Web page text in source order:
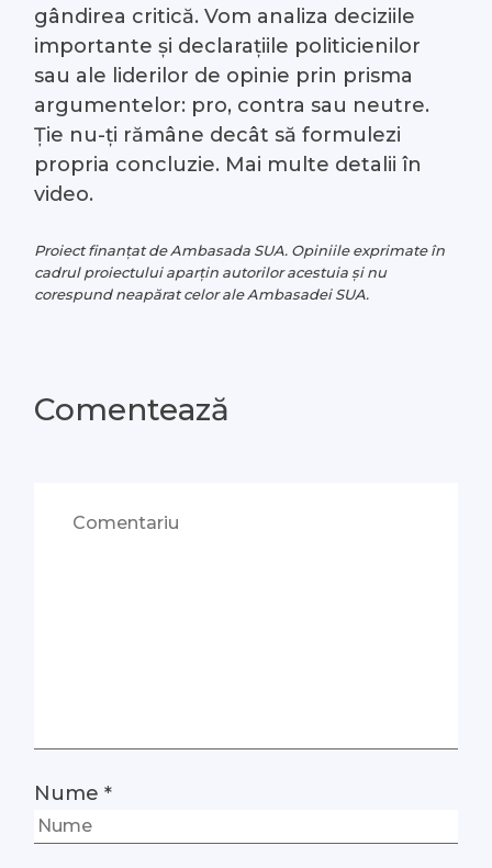
Despre noi
Contacte
gândirea critică. Vom analiza deciziile
importante și declarațiile politicienilor
sau ale liderilor de opinie prin prisma
argumentelor: pro, contra sau neutre.
Ție nu-ți rămâne decât să formulezi
propria concluzie. Mai multe detalii în
video.
Proiect finanțat de Ambasada SUA. Opiniile exprimate în
cadrul proiectului aparțin autorilor acestuia și nu
corespund neapărat celor ale Ambasadei SUA.
Comentează
Nume*